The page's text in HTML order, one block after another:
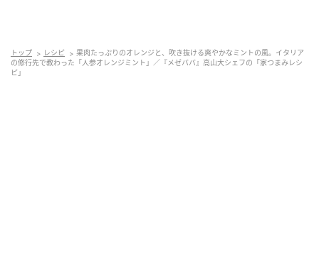
トップ レシピ
果肉たっぷりのオレンジと、吹き抜ける爽やかなミントの風。イタリア
の修行先で教わった「人参オレンジミント」／『メゼババ』高山大シェフの「家つまみレシ
ピ」